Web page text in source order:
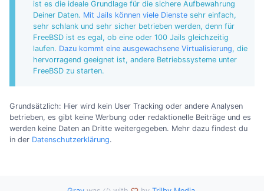
ist es die ideale Grundlage für die sichere Aufbewahrung
Deiner Daten. Mit Jails können viele Dienste sehr einfach,
sehr schlank und sehr sicher betrieben werden, denn für
FreeBSD ist es egal, ob eine oder 100 Jails gleichzeitig
laufen. Dazu kommt eine ausgewachsene Virtualisierung, die
hervorragend geeignet ist, andere Betriebssysteme unter
FreeBSD zu starten.
Grundsätzlich: Hier wird kein User Tracking oder andere Analysen
betrieben, es gibt keine Werbung oder redaktionelle Beiträge und es
werden keine Daten an Dritte weitergegeben. Mehr dazu findest du
in der Datenschutzerklärung.